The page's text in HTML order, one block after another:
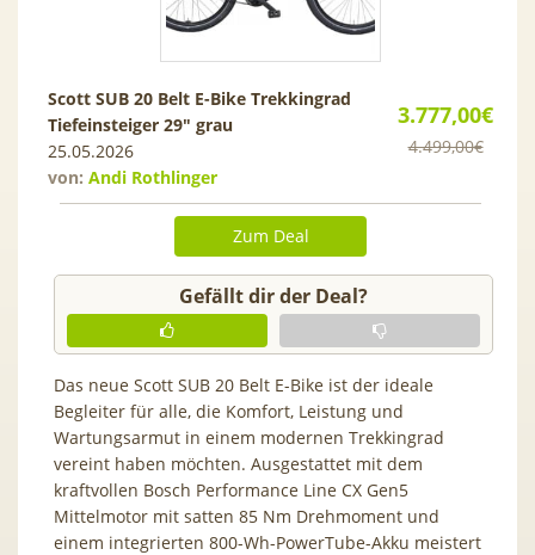
3.777,00€
4.499,00€
Scott SUB 20 Belt E-Bike Trekkingrad
Tiefeinsteiger 29″ grau
25.05.2026
von: Andi Rothlinger
Zum Deal
Gefällt dir der Deal?
Das neue Scott SUB 20 Belt E-Bike ist der ideale
Begleiter für alle, die Komfort, Leistung und
Wartungsarmut in einem modernen Trekkingrad
vereint haben möchten. Ausgestattet mit dem
kraftvollen Bosch Performance Line CX Gen5
Mittelmotor mit satten 85 Nm Drehmoment und
einem integrierten 800-Wh-PowerTube-Akku meistert